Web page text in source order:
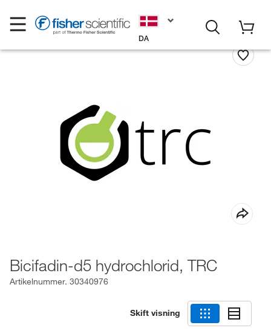
DA
Bicifadin-d5 hydrochlorid, TRC
Artikelnummer. 30340976
Skift visning